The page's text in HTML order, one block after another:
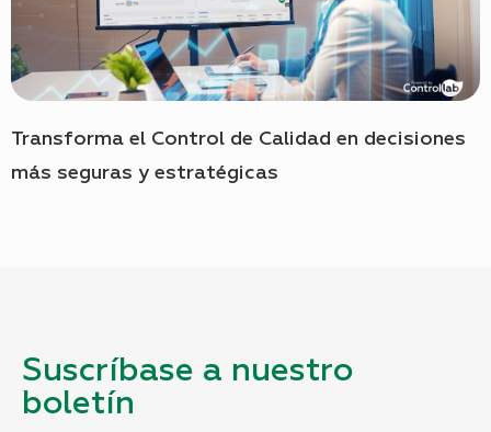
Transforma el Control de Calidad en decisiones
más seguras y estratégicas
Suscríbase a nuestro
boletín